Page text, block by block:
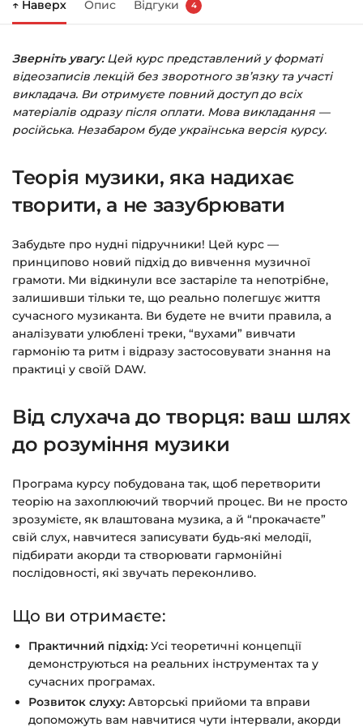
Праворуч з’явиться кошик — натисніть
Заповніть всі поля (пошта та пароль).
Оплатіть зручним способом (більше 8
способів оплати).
Натисніть її — і відкриється сторінка з
курсами.
на email.
Доступ до курсів: без обмежень за часом.
Детальніше про оплату та безпеку — у довідці
>>>
↑ Наверх Опис Відгуки 4
Зверніть увагу:Цей курс представлений у форматі
відеозаписів лекцій без зворотного зв’язку та участі
викладача. Ви отримуєте повний доступ до всіх
матеріалів одразу після оплати. Мова викладання —
російська. Незабаром буде українська версія курсу.
Теорія музики, яка надихає
творити, а не зазубрювати
Забудьте про нудні підручники! Цей курс —
принципово новий підхід до вивчення музичної
грамоти. Ми відкинули все застаріле та непотрібне,
залишивши тільки те, що реально полегшує життя
сучасного музиканта. Ви будете не вчити правила, а
аналізувати улюблені треки, “вухами” вивчати
гармонію та ритм і відразу застосовувати знання на
практиці у своїй DAW.
Від слухача до творця: ваш шлях
до розуміння музики
Програма курсу побудована так, щоб перетворити
теорію на захоплюючий творчий процес. Ви не просто
зрозумієте, як влаштована музика, а й “прокачаєте”
свій слух, навчитеся записувати будь-які мелодії,
підбирати акорди та створювати гармонійні
послідовності, які звучать переконливо.
Що ви отримаєте:
Практичний підхід: Усі теоретичні концепції
демонструються на реальних інструментах та у
сучасних програмах.
Розвиток слуху: Авторські прийоми та вправи
допоможуть вам навчитися чути інтервали, акорди